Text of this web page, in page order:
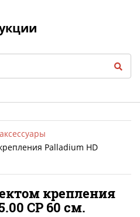
Palladium HD
крепления
CP 60 см.